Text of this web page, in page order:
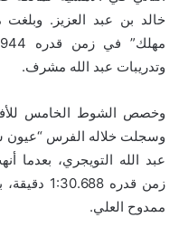
وتدريبات عبد الله مشرف.
وخصص الشوط الخامس
وسجلت خلاله الفرس “عيون
زمن قدره
ممدوح العلي.